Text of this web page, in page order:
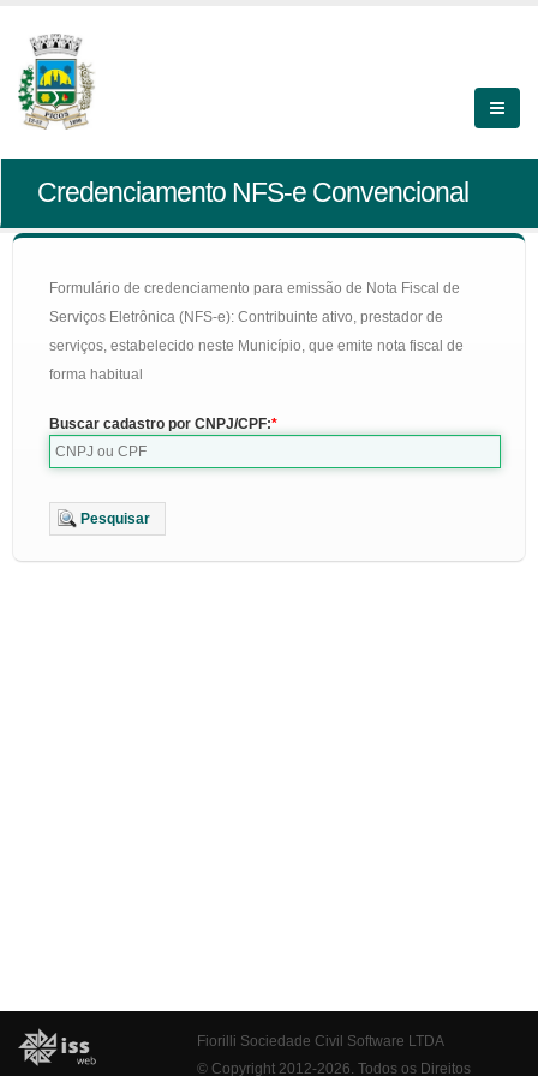
Credenciamento NFS-e Convencional
Formulário de credenciamento para emissão de Nota Fiscal de
Serviços Eletrônica (NFS-e): Contribuinte ativo, prestador de
serviços, estabelecido neste Município, que emite nota fiscal de
forma habitual
Buscar cadastro por CNPJ/CPF:
Pesquisar
Fiorilli Sociedade Civil Software LTDA
© Copyright 2012-2026. Todos os Direitos